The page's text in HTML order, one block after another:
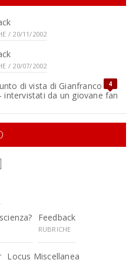
/ 20/11/2002
/ 20/07/2002
4
di vista di Gianfranco de
intervistati da un giovane fan
Feedback
RUBRICHE
Locus Miscellanea